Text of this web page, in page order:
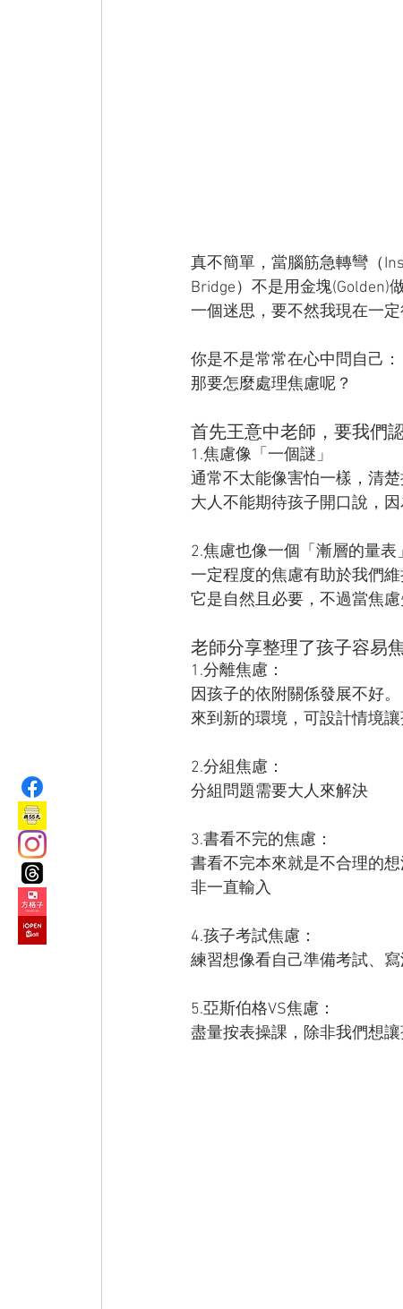
真不簡單，當腦筋急轉彎（
Bridge）不是用金塊
一個迷思，要不然我現在一定
你是不是常常在心中問自己：
那要怎麼處理焦慮呢？
首先王意中老師，要我們
1.焦慮像「一個謎」
通常不太能像害怕一樣，清
大人不能期待孩子開口說，因
2.焦慮也像一個「漸層的量表
一定程度的焦慮有助於我們
它是自然且必要，不過當焦
老師分享整理了孩子容易
1.分離焦慮：
因孩子的依附關係發展不好。
來到新的環境，可設計情境
2.分組焦慮：
分組問題需要大人來解決
3.書看不完的焦慮：
書看不完本來就是不合理的
非一直輸入
4.孩子考試焦慮：
練習想像看自己準備考試、
5.亞斯伯格VS焦慮：
盡量按表操課，除非我們想